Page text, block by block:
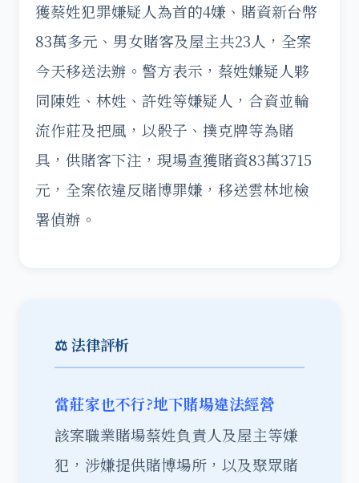
獲蔡姓犯罪嫌疑人為首的4嫌、賭資新台幣
83萬多元、男女賭客及屋主共23人，全案
今天移送法辦。警方表示，蔡姓嫌疑人夥
同陳姓、林姓、許姓等嫌疑人，合資並輪
流作莊及把風，以骰子、撲克牌等為賭
具，供賭客下注，現場查獲賭資83萬3715
元，全案依違反賭博罪嫌，移送雲林地檢
署偵辦。
⚖️ 法律評析
當莊家也不行?地下賭場違法經營
該案職業賭場蔡姓負責人及屋主等嫌
犯，涉嫌提供賭博場所，以及聚眾賭